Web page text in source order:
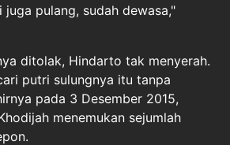
juga pulang, sudah dewasa,"
ditolak, Hindarto tak menyerah.
putri sulungnya itu tanpa
pada 3 Desember 2015,
menemukan sejumlah